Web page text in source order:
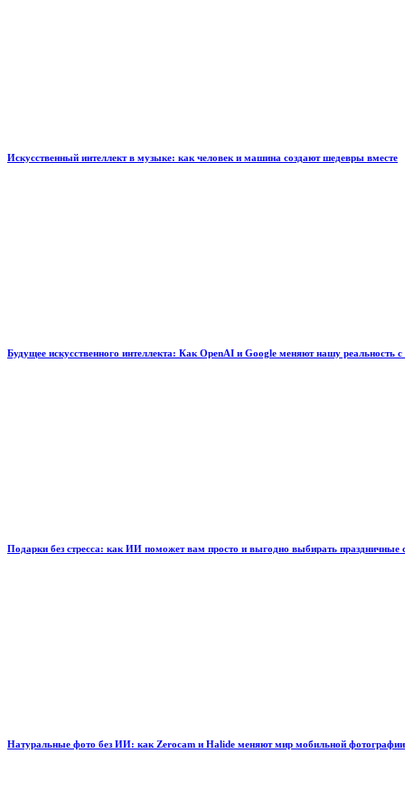
Искусственный интеллект в музыке: как человек и машина создают шедевры вместе
Будущее искусственного интеллекта: Как OpenAI и Google меняют нашу реальность
Подарки без стресса: как ИИ поможет вам просто и выгодно выбирать праздничные
Натуральные фото без ИИ: как Zerocam и Halide меняют мир мобильной фотографии